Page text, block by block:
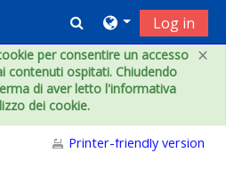
×
per consentire un accesso
contenuti ospitati. Chiudendo
di aver letto l'informativa
dei cookie.
Toggle search
Log in
Printer-friendly version